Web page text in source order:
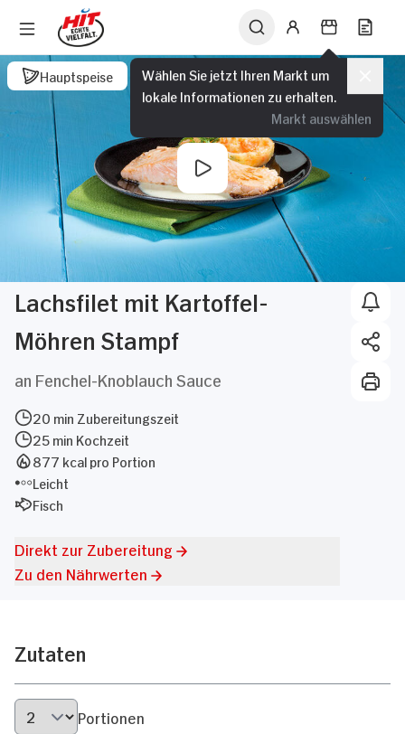
Wählen Sie jetzt Ihren Markt um
lokale Informationen zu erhalten.
Markt auswählen
Hauptspeise
Lachsfilet mit Kartoffel-
Möhren Stampf
an Fenchel-Knoblauch Sauce
20 min Zubereitungszeit
25 min Kochzeit
877 kcal pro Portion
Leicht
Fisch
Direkt zur Zubereitung
Zu den Nährwerten
Zutaten
Portionen